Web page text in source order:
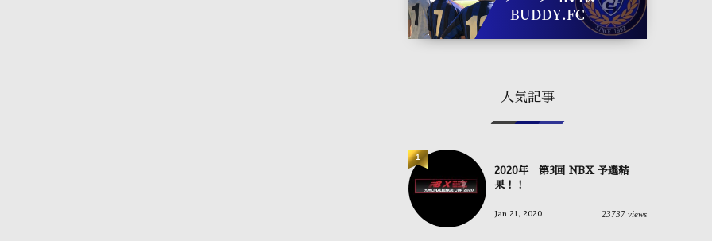
人気記事
2020年 第3回 NBX 予選結
果！！
Jan 21, 2020 23737 views
1